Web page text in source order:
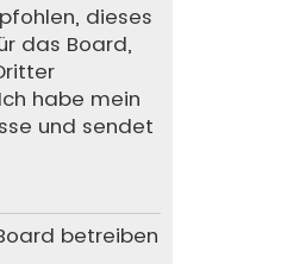
dieses
das Board,
habe mein
und sendet
betreiben